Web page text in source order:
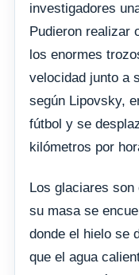
investigadores
Pudieron realizar
los enormes
velocidad junto a
según Lipovsky,
fútbol y se
kilómetros por
Los glaciares
su masa se
donde el hielo se
que el agua